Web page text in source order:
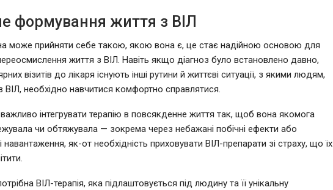
формування життя з ВІЛ
може прийняти себе такою, якою вона є, це стає надійною основою для
життя з ВІЛ. Навіть якщо діагноз було встановлено давно,
візитів до лікаря існують інші рутини й життєві ситуації, з якими людям,
необхідно навчитися комфортно справлятися.
інтегрувати терапію в повсякденне життя так, щоб вона якомога
чи обтяжувала — зокрема через небажані побічні ефекти або
навантаження, як-от необхідність приховувати ВІЛ-препарати зі страху, що їх
ВІЛ-терапія, яка підлаштовується під людину та її унікальну